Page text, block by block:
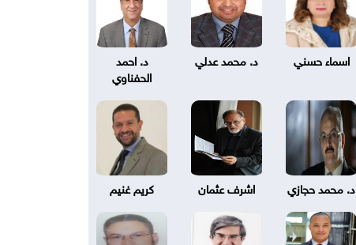
اسماء حسني د. محمد عدلي
د. احمد
الحفناوي
د. محمد حجازي اشرف عثمان كريم غنيم